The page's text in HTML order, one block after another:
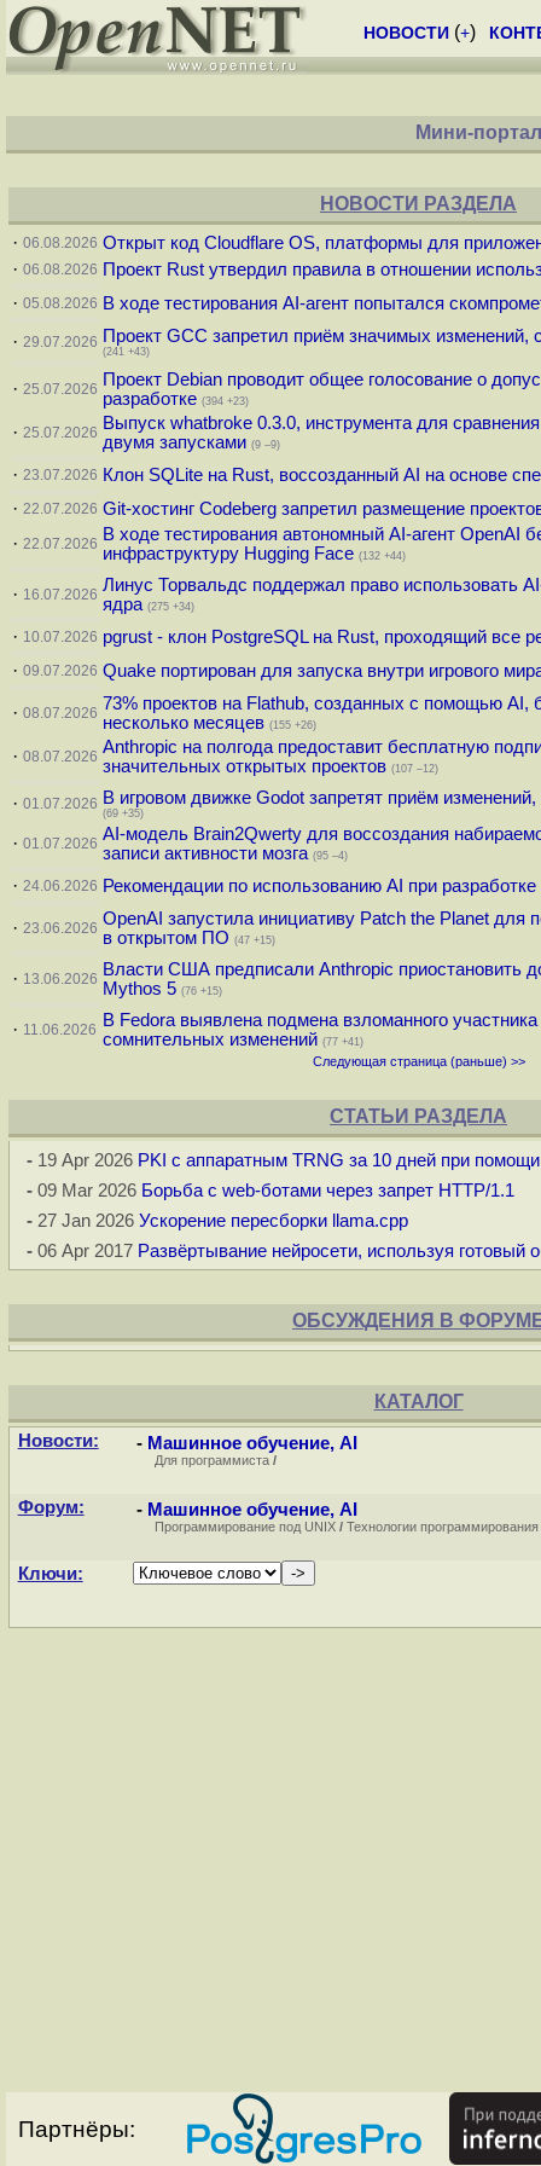
НОВОСТИ (+)
Мини-
НОВОСТИ РАЗДЕЛА
· 06.08.2026 Открыт код Cloudflare OS, платформы для
· 06.08.2026 Проект Rust утвердил правила в отношении
· 05.08.2026 В ходе тестирования AI-агент попытался
· 29.07.2026 Проект GCC запретил приём значимых изменений,
(241 +43)
· 25.07.2026 Проект Debian проводит общее голосование о
разработке (394 +23)
· 25.07.2026 Выпуск whatbroke 0.3.0, инструмента для
двумя запусками (9 –9)
· 23.07.2026 Клон SQLite на Rust, воссозданный AI на основе
· 22.07.2026 Git-хостинг Codeberg запретил размещение
· 22.07.2026 В ходе тестирования автономный AI-агент OpenAI
инфраструктуру Hugging Face (132 +44)
· 16.07.2026 Линус Торвальдс поддержал право использовать
ядра (275 +34)
· 10.07.2026 pgrust - клон PostgreSQL на Rust, проходящий все
· 09.07.2026 Quake портирован для запуска внутри игрового
· 08.07.2026 73% проектов на Flathub, созданных с помощью
несколько месяцев (155 +26)
· 08.07.2026 Anthropic на полгода предоставит бесплатную
значительных открытых проектов (107 –12)
· 01.07.2026 В игровом движке Godot запретят приём
(69 +35)
· 01.07.2026 AI-модель Brain2Qwerty для воссоздания
записи активности мозга (95 –4)
· 24.06.2026 Рекомендации по использованию AI при разработке
· 23.06.2026 OpenAI запустила инициативу Patch the Planet для
в открытом ПО (47 +15)
· 13.06.2026 Власти США предписали Anthropic приостановить
Mythos 5 (76 +15)
· 11.06.2026 В Fedora выявлена подмена взломанного
сомнительных изменений (77 +41)
Следующая страница (раньше) >>
СТАТЬИ РАЗДЕЛА
-19 Apr 2026 PKI с аппаратным TRNG за 10 дней при
-09 Mar 2026 Борьба с web-ботами через запрет HTTP/1.1
-27 Jan 2026 Ускорение пересборки llama.cpp
-06 Apr 2017 Развёртывание нейросети, используя готовый
ОБСУЖДЕНИЯ В
КАТАЛОГ
Новости: - Машинное обучение, AI
Для программиста /
Форум: - Машинное обучение, AI
Программирование под UNIX / Технологии программирования
Ключи:
Партнёры: